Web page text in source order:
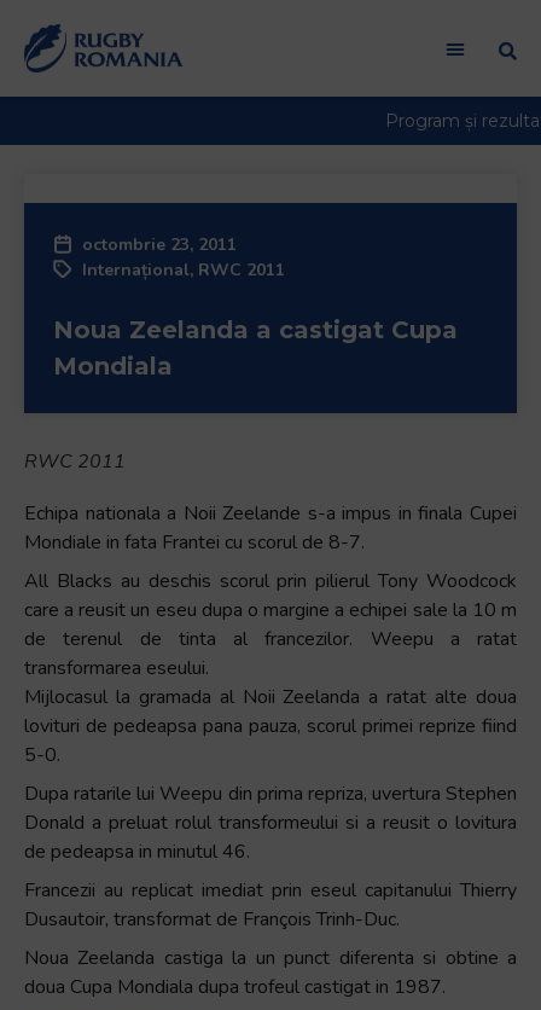
octombrie 23, 2011
Internațional, RWC 2011
Noua Zeelanda a castigat Cupa
Mondiala
RWC 2011
Echipa nationala a Noii Zeelande s-a impus in finala Cupei
Mondiale in fata Frantei cu scorul de 8-7.
All Blacks au deschis scorul prin pilierul Tony Woodcock
care a reusit un eseu dupa o margine a echipei sale la 10 m
de terenul de tinta al francezilor. Weepu a ratat
transformarea eseului.
Mijlocasul la gramada al Noii Zeelanda a ratat alte doua
lovituri de pedeapsa pana pauza, scorul primei reprize fiind
5-0.
Dupa ratarile lui Weepu din prima repriza, uvertura Stephen
Donald a preluat rolul transformeului si a reusit o lovitura
de pedeapsa in minutul 46.
Francezii au replicat imediat prin eseul capitanului Thierry
Dusautoir, transformat de François Trinh-Duc.
Noua Zeelanda castiga la un punct diferenta si obtine a
doua Cupa Mondiala dupa trofeul castigat in 1987.